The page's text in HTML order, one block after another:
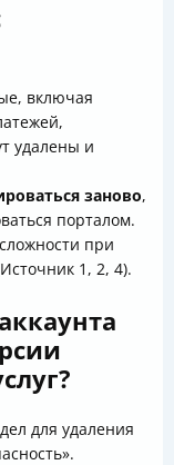
включая
удалены и
заново,
порталом.
при
1, 2, 4).
для удаления